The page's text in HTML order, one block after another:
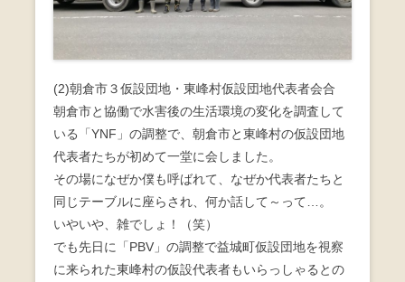
(2)朝倉市３仮設団地・東峰村仮設団地代表者会合
朝倉市と協働で水害後の生活環境の変化を調査して
いる「YNF」の調整で、朝倉市と東峰村の仮設団地
代表者たちが初めて一堂に会しました。
その場になぜか僕も呼ばれて、なぜか代表者たちと
同じテーブルに座らされ、何か話して～って…。
いやいや、雑でしょ！（笑）
でも先日に「PBV」の調整で益城町仮設団地を視察
に来られた東峰村の仮設代表者もいらっしゃるとの